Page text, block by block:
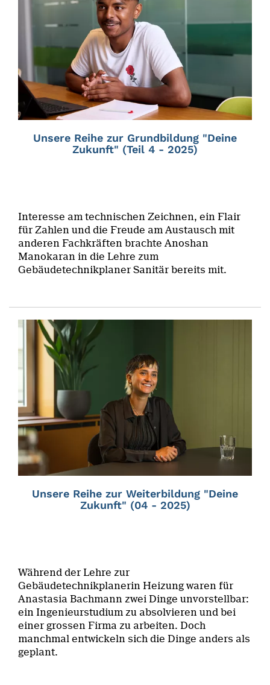
Unsere Reihe zur Grundbildung "Deine
Zukunft" (Teil 4 - 2025)
Interesse am technischen Zeichnen, ein Flair
für Zahlen und die Freude am Austausch mit
anderen Fachkräften brachte Anoshan
Manokaran in die Lehre zum
Gebäudetechnikplaner Sanitär bereits mit.
Unsere Reihe zur Weiterbildung "Deine
Zukunft" (04 - 2025)
Während der Lehre zur
Gebäudetechnikplanerin Heizung waren für
Anastasia Bachmann zwei Dinge unvorstellbar:
ein Ingenieurstudium zu absolvieren und bei
einer grossen Firma zu arbeiten. Doch
manchmal entwickeln sich die Dinge anders als
geplant.